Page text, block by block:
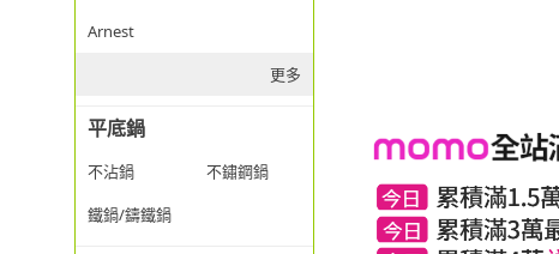
Arnest
更多
平底鍋
不沾鍋
不鏽鋼鍋
鐵鍋/鑄鐵鍋